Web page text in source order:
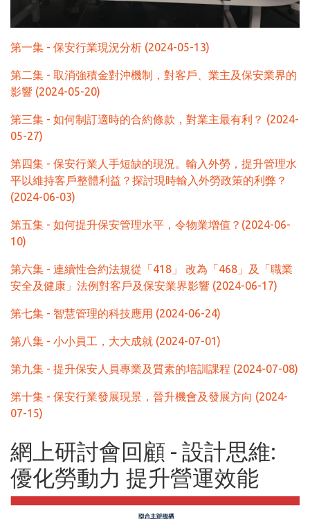
第一集 - 保安行業現況分析 (2024-05-13)
第二集 - 取消強積金對沖機制，對客戶、業主及保安業界的
影響 (2024-05-20)
第三集 - 如何制訂適時的合約條款，對業主最有利？ (2024-
05-27)
第四集 - 保安行業人手短缺的現況。輸入外勞，提升管理水
平以維持客戶整體利益？探討現時輸入外勞政策的利弊？
(2024-06-03)
第五集 - 如何提升保安管理水平，令物業增值？(2024-06-
10)
第六集 - 連續性合約法規從「418」 改為「468」及「職業
安全及健康」法例對客戶及保安業界影響 (2024-06-17)
第七集 - 智慧管理的科技應用 (2024-06-24)
第八集 - 小小員工，大大成就 (2024-07-01)
第九集 - 提升保安人員專業及質素的培訓課程 (2024-07-08)
第十集 - 保安行業發展現景，晉升機會及發展方向 (2024-
07-15)
網上研討會回顧 - 設計思維:
優化勞動力 提升營運效能